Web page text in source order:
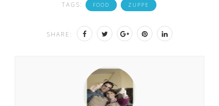
TAGS: FOOD ZUPPE
SHARE: